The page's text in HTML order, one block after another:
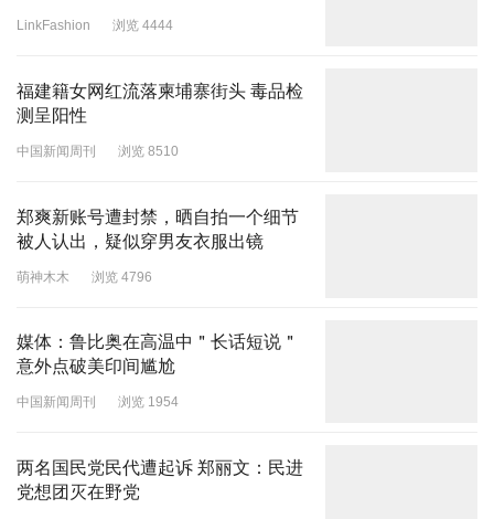
LinkFashion 浏览 4444
福建籍女网红流落柬埔寨街头 毒品检
测呈阳性
中国新闻周刊 浏览 8510
郑爽新账号遭封禁，晒自拍一个细节
被人认出，疑似穿男友衣服出镜
萌神木木 浏览 4796
媒体：鲁比奥在高温中＂长话短说＂
意外点破美印间尴尬
中国新闻周刊 浏览 1954
两名国民党民代遭起诉 郑丽文：民进
党想团灭在野党